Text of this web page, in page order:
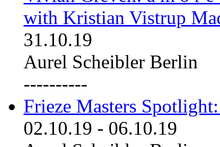
with Kristian Vistrup
31.10.19
Aurel Scheibler Berlin
----------
Frieze Masters
02.10.19 - 06.10.19